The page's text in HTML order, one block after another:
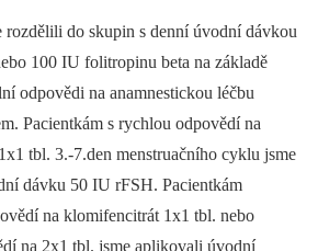
rozdělili do skupin s denní úvodní dávkou
100 IU folitropinu beta na základě
odpovědi na anamnestickou léčbu
Pacientkám s rychlou odpovědí na
tbl. 3.-7.den menstruačního cyklu jsme
dávku 50 IU rFSH. Pacientkám
na klomifencitrát 1x1 tbl. nebo
na 2x1 tbl. jsme aplikovali úvodní